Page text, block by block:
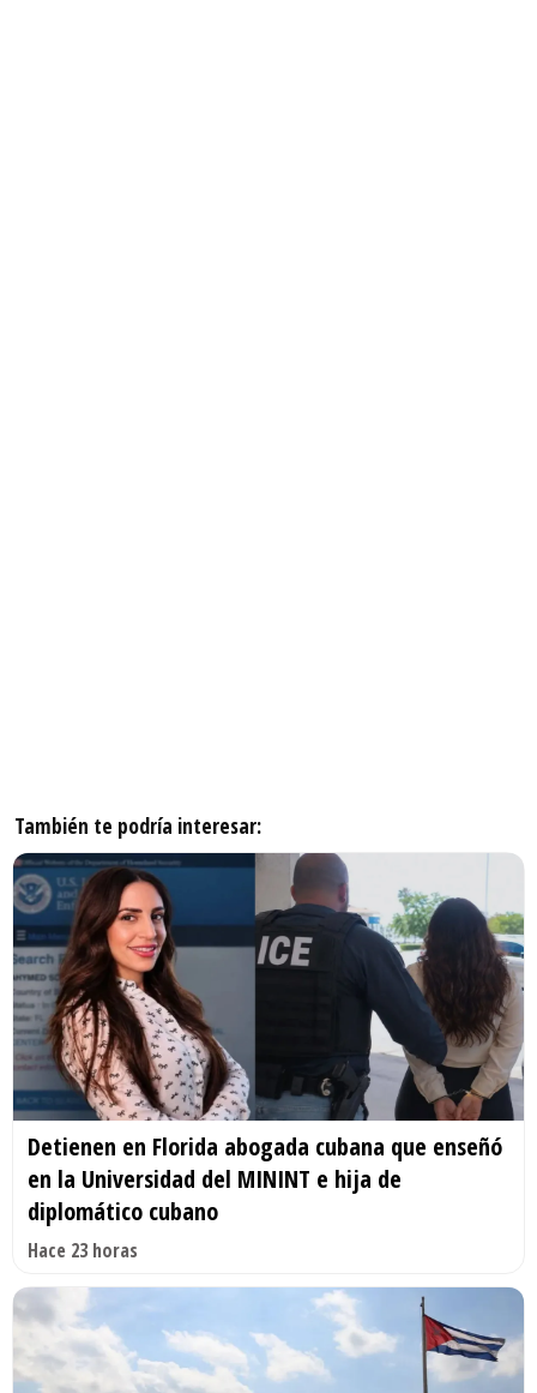
También te podría interesar:
Detienen en Florida abogada cubana que enseñó
en la Universidad del MININT e hija de
diplomático cubano
Hace 23 horas